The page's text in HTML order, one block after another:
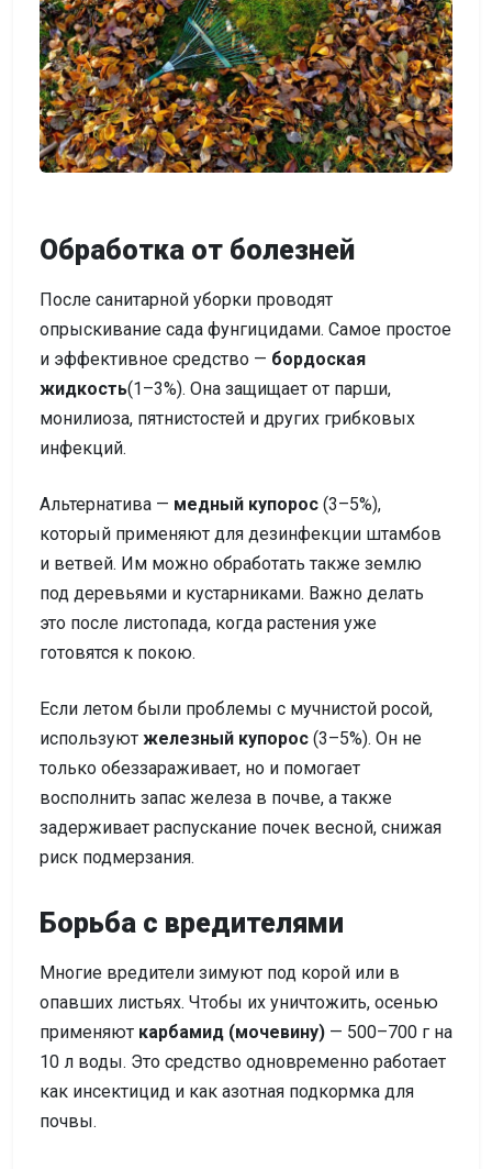
Обработка от болезней
После санитарной уборки проводят
опрыскивание сада фунгицидами. Самое простое
и эффективное средство — бордоская
жидкость(1–3%). Она защищает от парши,
монилиоза, пятнистостей и других грибковых
инфекций.
Альтернатива — медный купорос (3–5%),
который применяют для дезинфекции штамбов
и ветвей. Им можно обработать также землю
под деревьями и кустарниками. Важно делать
это после листопада, когда растения уже
готовятся к покою.
Если летом были проблемы с мучнистой росой,
используют железный купорос (3–5%). Он не
только обеззараживает, но и помогает
восполнить запас железа в почве, а также
задерживает распускание почек весной, снижая
риск подмерзания.
Борьба с вредителями
Многие вредители зимуют под корой или в
опавших листьях. Чтобы их уничтожить, осенью
применяют карбамид (мочевину) — 500–700 г на
10 л воды. Это средство одновременно работает
как инсектицид и как азотная подкормка для
почвы.